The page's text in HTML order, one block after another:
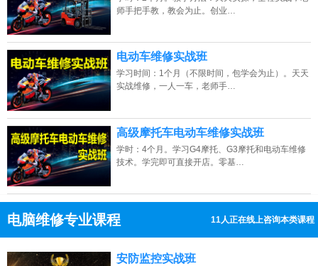
师手把手教，教会为止。创业…
电动车维修实战班
学习时间：1个月（不限时间，包学会为止）。天天
实战维修，一人一车，老师手…
高级摩托车电动车维修实战班
学时：4个月。学习G4摩托、G3摩托和电动车维修
技术。学完即可直接开店。零基…
电脑维修专业课程 10人正在线上咨询本类课程
点击免费咨询电话：13807313137
安防监控实战班